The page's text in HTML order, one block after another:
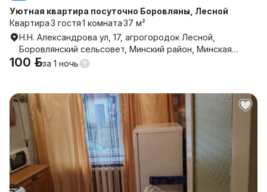
Уютная квартира посуточно Боровляны, Лесной
Квартира3 гостя1 комната37 м²
Н.Н. Александрова ул, 17, агрогородок Лесной,
Боровлянский сельсовет, Минский район, Минская
область
100 р.за 1 ночь